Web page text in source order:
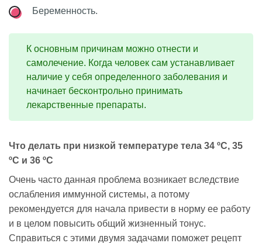
Беременность.
К основным причинам можно отнести и
самолечение. Когда человек сам устанавливает
наличие у себя определенного заболевания и
начинает бесконтрольно принимать
лекарственные препараты.
Что делать при низкой температуре тела 34 ºC, 35
ºC и 36 ºC
Очень часто данная проблема возникает вследствие
ослабления иммунной системы, а потому
рекомендуется для начала привести в норму ее работу
и в целом повысить общий жизненный тонус.
Справиться с этими двумя задачами поможет рецепт